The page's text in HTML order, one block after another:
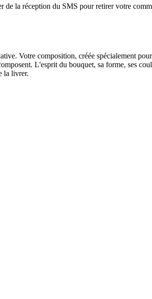
de la réception du SMS pour retirer votre
Votre composition, créée spécialement
L'esprit du bouquet, sa forme, ses
la livrer.